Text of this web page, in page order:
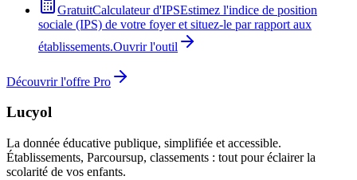
GratuitCalculateur d'IPSEstimez l'indice de position
sociale (IPS) de votre foyer et situez-le par rapport aux
établissements.Ouvrir l'outil
Découvrir l'offre Pro
Lucyol
La donnée éducative publique, simplifiée et accessible.
Établissements, Parcoursup, classements : tout pour éclairer la
scolarité de vos enfants.